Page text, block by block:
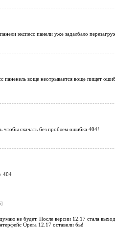
экспесс панели уже задалбало
паненель воще неотрывается воще пищет
чтобы скачать без проблем ошибка 404!
404
не будет. После версии 12.17 стала
Opera 12.17 оставили бы!